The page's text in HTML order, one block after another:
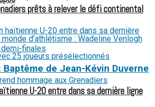
prêts à relever le défi continental
U-20 entre dans sa dernière ligne
de Jean-Kévin Duverne